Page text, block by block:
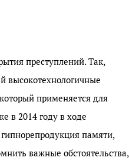
преступлений. Так,
высокотехнологичные
применяется для
в 2014 году в ходе
памяти,
важные обстоятельства,